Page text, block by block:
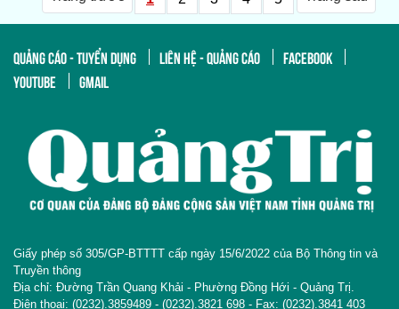
QUẢNG CÁO - TUYỂN DỤNG LIÊN HỆ - QUẢNG CÁO
FACEBOOK
YOUTUBE
GMAIL
Giấy phép số 305/GP-BTTTT cấp ngày 15/6/2022 của Bộ Thông tin và
Truyền thông
Địa chỉ: Đường Trần Quang Khải - Phường Đồng Hới - Quảng Trị.
Điện thoại: (0232).3859489 - (0232).3821 698 - Fax: (0232).3841 403